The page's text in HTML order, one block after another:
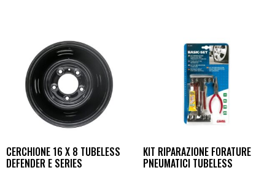
CERCHIONE 16 X 8 TUBELESS
DEFENDER E SERIES
KIT RIPARAZIONE FORATURE
PNEUMATICI TUBELESS